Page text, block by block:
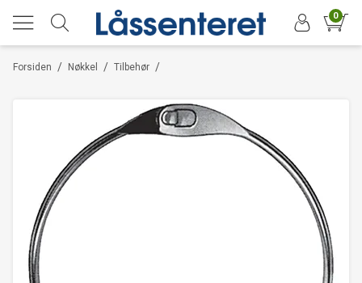
0
/
Forsiden /
Nøkkel /
Tilbehør